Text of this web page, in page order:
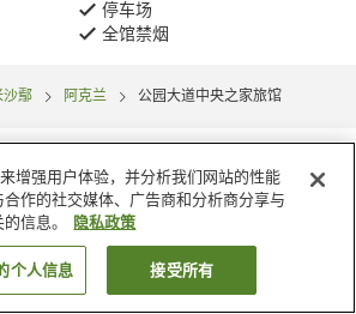
停车场
全馆禁烟
沙鄢 阿克兰 公园大道中央之家旅馆
搜索客房
增强用户体验，并分析我们网站的性能
作的社交媒体、广告商和分析商分享与
信息。
隐私政策
个人信息 接受所有